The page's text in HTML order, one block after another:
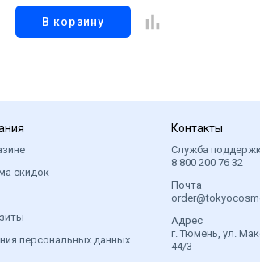
В корзину
скидок
персональных данных
Контакты
Служба
8 800 200 76 32
Почта
Адрес
г. Тюмень, ул.
44/3